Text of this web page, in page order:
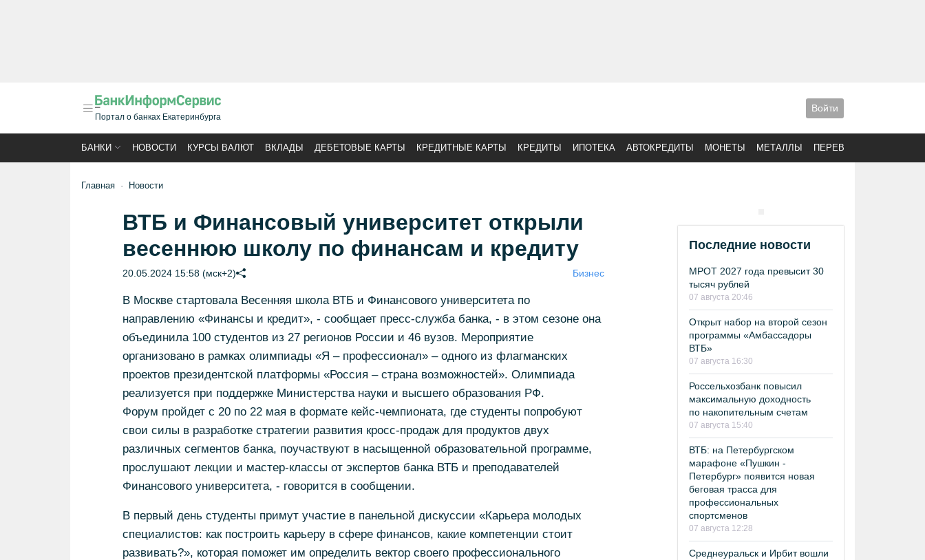
Портал о банках Екатеринбурга
Войти
БАНКИ НОВОСТИ КУРСЫ ВАЛЮТ ВКЛАДЫ ДЕБЕТОВЫЕ КАРТЫ КРЕДИТНЫЕ КАРТЫ КРЕДИТЫ ИПОТЕКА АВТОКРЕДИТЫ МОНЕТЫ МЕТАЛЛЫ ПЕРЕВОДЫ
Главная Новости
ВТБ и Финансовый университет открыли
весеннюю школу по финансам и кредиту
20.05.2024 15:58 (мск+2) Бизнес
В Москве стартовала Весенняя школа ВТБ и Финансового университета по
направлению «Финансы и кредит», - сообщает пресс-служба банка, - в этом сезоне она
объединила 100 студентов из 27 регионов России и 46 вузов. Мероприятие
организовано в рамках олимпиады «Я – профессионал» – одного из флагманских
проектов президентской платформы «Россия – страна возможностей». Олимпиада
реализуется при поддержке Министерства науки и высшего образования РФ.
Форум пройдет с 20 по 22 мая в формате кейс-чемпионата, где студенты попробуют
свои силы в разработке стратегии развития кросс-продаж для продуктов двух
различных сегментов банка, поучаствуют в насыщенной образовательной программе,
прослушают лекции и мастер-классы от экспертов банка ВТБ и преподавателей
Финансового университета, - говорится в сообщении.
В первый день студенты примут участие в панельной дискуссии «Карьера молодых
специалистов: как построить карьеру в сфере финансов, какие компетенции стоит
развивать?», которая поможет им определить вектор своего профессионального
Последние новости
МРОТ 2027 года превысит 30
тысяч рублей
07 августа 20:46
Открыт набор на второй сезон
программы «Амбассадоры
ВТБ»
07 августа 16:30
Россельхозбанк повысил
максимальную доходность
по накопительным счетам
07 августа 15:40
ВТБ: на Петербургском
марафоне «Пушкин -
Петербург» появится новая
беговая трасса для
профессиональных
спортсменов
07 августа 12:28
Среднеуральск и Ирбит вошли